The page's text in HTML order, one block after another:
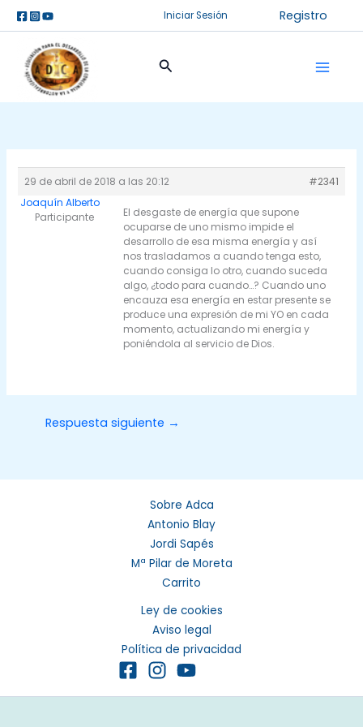
al
contenido
Iniciar Sesión Registro
Buscar
29 de abril de 2018 a las 20:12
#2341
Joaquín Alberto
Participante
El desgaste de energía que supone
ocuparse de uno mismo impide el
desarrollo de esa misma energía y así
nos trasladamos a cuando tenga esto,
cuando consiga lo otro, cuando suceda
algo, ¿todo para cuando…? Cuando uno
encauza esa energía en estar presente se
produce una expresión de mi YO en cada
momento, actualizando mi energía y
poniéndola al servicio de Dios.
Respuesta siguiente →
Sobre Adca
Antonio Blay
Jordi Sapés
Mª Pilar de Moreta
Carrito
Ley de cookies
Aviso legal
Política de privacidad